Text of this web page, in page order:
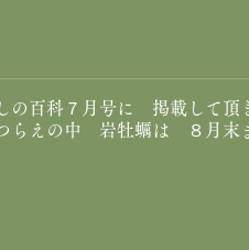
の百科７月号に 掲載して頂
らえの中 岩牡蠣は ８月末